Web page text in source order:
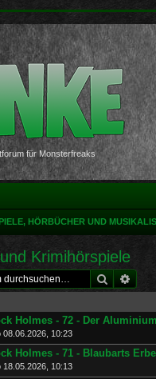
für Monsterfreaks
HÖRBÜCHER UND
Krimihörspiele
Suche
Holmes - 72 - Der
08.06.2026, 10:23
Holmes - 71 - Blaubarts Erbe
18.05.2026, 10:13